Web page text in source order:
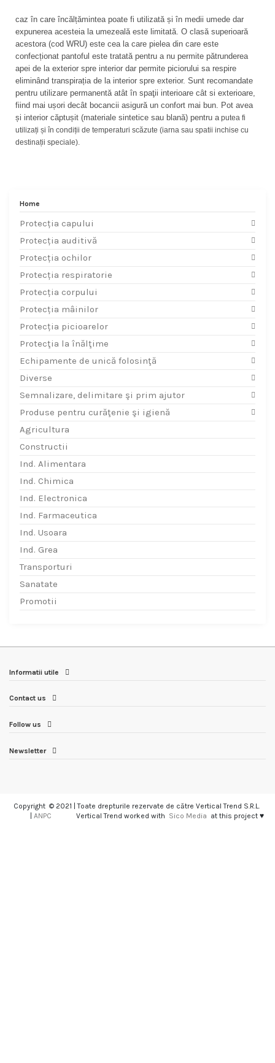
caz în care încălțămintea poate fi utilizată și în medii umede dar
expunerea acesteia la umezeală este limitată. O clasă superioară
acestora (cod WRU) este cea la care pielea din care este
confecționat pantoful este tratată pentru a nu permite pătrunderea
apei de la exterior spre interior dar permite piciorului sa respire
eliminând transpirația de la interior spre exterior. Sunt recomandate
pentru utilizare permanentă atât în spaţii interioare cât si exterioare,
fiind mai ușori decât bocancii asigură un confort mai bun. Pot avea
și interior căptușit (materiale sintetice sau blană) pentru a putea fi
utilizați și în condiții de temperaturi scăzute (iarna sau spatii inchise cu
destinații speciale).
Home
Protecția capului
Protecția auditivă
Protecția ochilor
Protecția respiratorie
Protecția corpului
Protecția mâinilor
Protecția picioarelor
Protecţia la înălţime
Echipamente de unică folosinţă
Diverse
Semnalizare, delimitare şi prim ajutor
Produse pentru curăţenie şi igienă
Agricultura
Constructii
Ind. Alimentara
Ind. Chimica
Ind. Electronica
Ind. Farmaceutica
Ind. Usoara
Ind. Grea
Transporturi
Sanatate
Promotii
Informatii utile
Contact us
Follow us
Newsletter
Copyright © 2021 | Toate drepturile rezervate de către Vertical Trend S.R.L.
ANPC Vertical Trend worked with Sico Media at this project ♥